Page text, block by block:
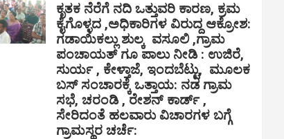
ಕೃತಕ ನೆರೆಗೆ ನದಿ ಒತ್ತುವರಿ ಕಾರಣ, ಕ್ರಮ
ಕೈಗೊಳ್ಳದ ,ಅಧಿಕಾರಿಗಳ ವಿರುದ್ದ ಆಕ್ರೋಶ:
ಗಡಾಯಿಕಲ್ಲು ಶುಲ್ಕ ವಸೂಲಿ ,ಗ್ರಾಮ
ಪಂಚಾಯತ್ ಗೂ ಪಾಲು ನೀಡಿ : ಉಜಿರೆ,
ಸುರ್ಯ , ಕೇಳ್ತಾಜೆ, ಇಂದಬೆಟ್ಟು, ಮೂಲಕ
ಬಸ್ ಸಂಚಾರಕ್ಕೆ ಒತ್ತಾಯ: ನಡ ಗ್ರಾಮ
ಸಭೆ, ಚರಂಡಿ , ರೇಶನ್ ಕಾರ್ಡ್ ,
ಸೇರಿದಂತೆ ಹಲವಾರು ವಿಚಾರಗಳ ಬಗ್ಗೆ
ಗ್ರಾಮಸ್ಥರ ಚರ್ಚೆ: